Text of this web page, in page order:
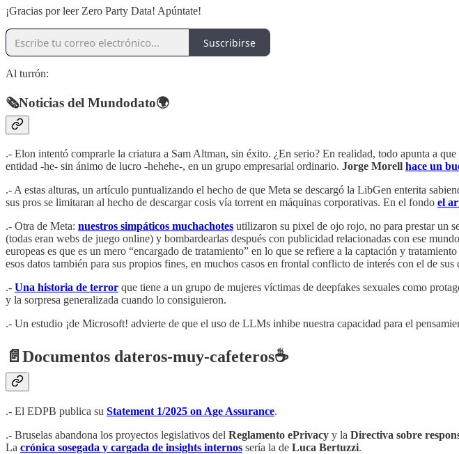
¡Gracias por leer Zero Party Data! Apúntate!
Suscribirse
Al turrón:
🗞️Noticias del Mundodato🌍
.- Elon intentó comprarle la criatura a Sam Altman, sin éxito. ¿En serio? En realidad, todo apunta a
entidad -he- sin ánimo de lucro -hehehe-, en un grupo empresarial ordinario. Jorge Morell hace un
.- A estas alturas, un artículo puntualizando el hecho de que Meta se descargó la LibGen enterita
sus pros se limitaran al hecho de descargar cosis vía torrent en máquinas corporativas. En el fondo el
.- Otra de Meta: nuestros simpáticos muchachotes utilizaron su pixel de ojo rojo, no para prestar un
(todas eran webs de juego online) y bombardearlas después con publicidad relacionadas con ese
europeas es que es un mero “encargado de tratamiento” en lo que se refiere a la captación y
esos datos también para sus propios fines, en muchos casos en frontal conflicto de interés con el de sus
.- Una historia de terror que tiene a un grupo de mujeres víctimas de deepfakes sexuales como
y la sorpresa generalizada cuando lo consiguieron.
.- Un estudio ¡de Microsoft! advierte de que el uso de LLMs inhibe nuestra capacidad para el
📄 Documentos dateros-muy-cafeteros☕️
.- El EDPB publica su Statement 1/2025 on Age Assurance.
.- Bruselas abandona los proyectos legislativos del Reglamento ePrivacy y la Directiva sobre
La crónica sosegada y cargada de insights internos sería la de Luca Bertuzzi.